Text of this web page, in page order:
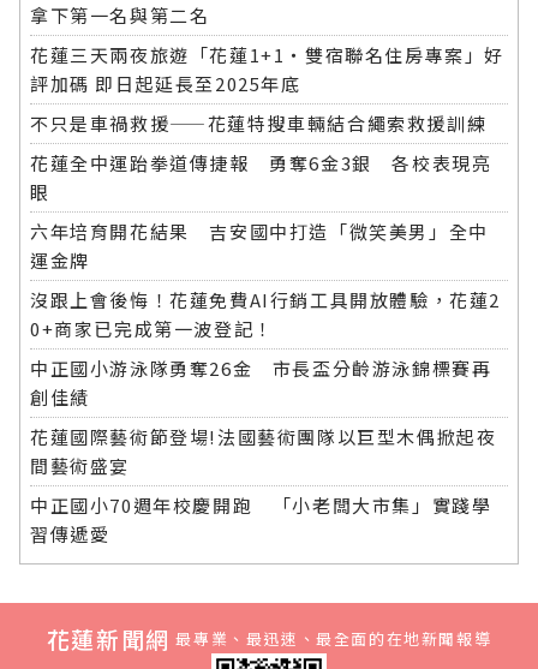
拿下第一名與第二名
花蓮三天兩夜旅遊「花蓮1+1‧雙宿聯名住房專案」好
評加碼 即日起延長至2025年底
不只是車禍救援——花蓮特搜車輛結合繩索救援訓練
花蓮全中運跆拳道傳捷報 勇奪6金3銀 各校表現亮
眼
六年培育開花結果 吉安國中打造「微笑美男」全中
運金牌
沒跟上會後悔！花蓮免費AI行銷工具開放體驗，花蓮2
0+商家已完成第一波登記！
中正國小游泳隊勇奪26金 市長盃分齡游泳錦標賽再
創佳績
花蓮國際藝術節登場!法國藝術團隊以巨型木偶掀起夜
間藝術盛宴
中正國小70週年校慶開跑 「小老闆大市集」實踐學
習傳遞愛
花蓮新聞網 最專業、最迅速、最全面的在地新聞報導